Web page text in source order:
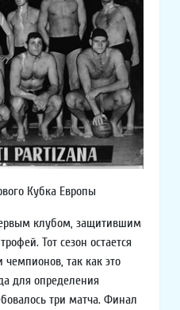
Кубка Европы
клубом, защитившим
Тот сезон остается
так как это
для определения
три матча. Финал